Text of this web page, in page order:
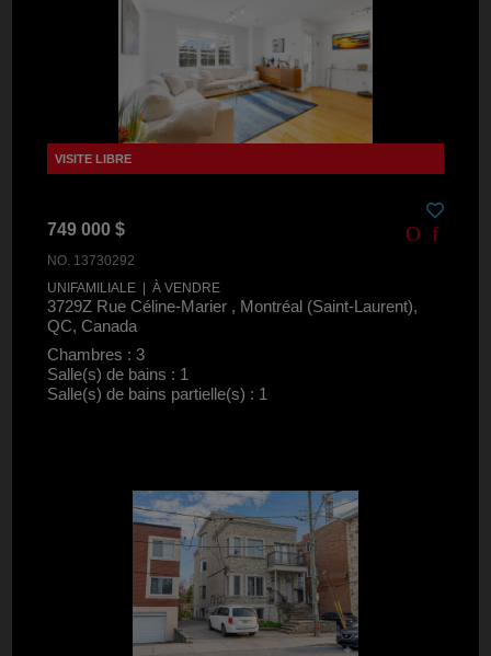
749 000 $
NO. 13730292
UNIFAMILIALE | À VENDRE
3729Z Rue Céline-Marier , Montréal (Saint-Laurent),
QC, Canada
Chambres : 3
Salle(s) de bains : 1
Salle(s) de bains partielle(s) : 1